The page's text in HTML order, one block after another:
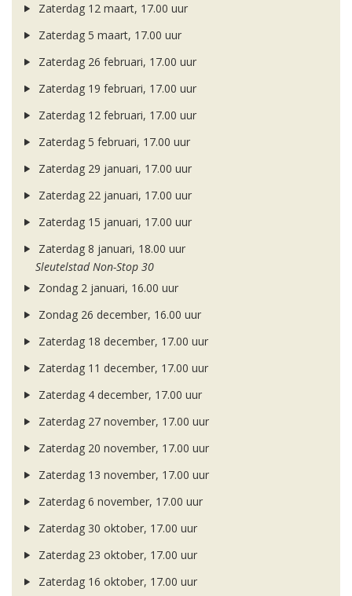
Zaterdag 12 maart, 17.00 uur
Zaterdag 5 maart, 17.00 uur
Zaterdag 26 februari, 17.00 uur
Zaterdag 19 februari, 17.00 uur
Zaterdag 12 februari, 17.00 uur
Zaterdag 5 februari, 17.00 uur
Zaterdag 29 januari, 17.00 uur
Zaterdag 22 januari, 17.00 uur
Zaterdag 15 januari, 17.00 uur
Zaterdag 8 januari, 18.00 uur
Sleutelstad Non-Stop 30
Zondag 2 januari, 16.00 uur
Zondag 26 december, 16.00 uur
Zaterdag 18 december, 17.00 uur
Zaterdag 11 december, 17.00 uur
Zaterdag 4 december, 17.00 uur
Zaterdag 27 november, 17.00 uur
Zaterdag 20 november, 17.00 uur
Zaterdag 13 november, 17.00 uur
Zaterdag 6 november, 17.00 uur
Zaterdag 30 oktober, 17.00 uur
Zaterdag 23 oktober, 17.00 uur
Zaterdag 16 oktober, 17.00 uur